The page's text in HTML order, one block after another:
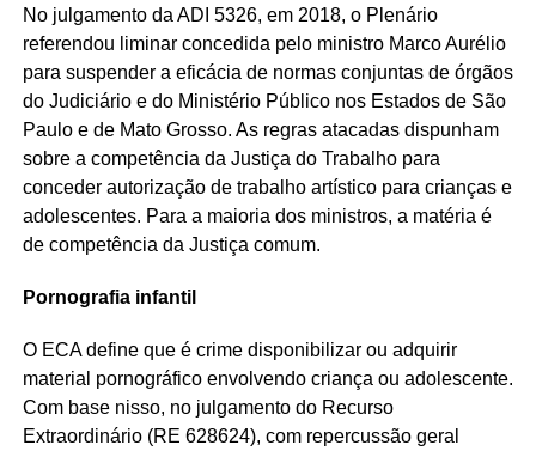
No julgamento da ADI 5326, em 2018, o Plenário
referendou liminar concedida pelo ministro Marco Aurélio
para suspender a eficácia de normas conjuntas de órgãos
do Judiciário e do Ministério Público nos Estados de São
Paulo e de Mato Grosso. As regras atacadas dispunham
sobre a competência da Justiça do Trabalho para
conceder autorização de trabalho artístico para crianças e
adolescentes. Para a maioria dos ministros, a matéria é
de competência da Justiça comum.
Pornografia infantil
O ECA define que é crime disponibilizar ou adquirir
material pornográfico envolvendo criança ou adolescente.
Com base nisso, no julgamento do Recurso
Extraordinário (RE 628624), com repercussão geral